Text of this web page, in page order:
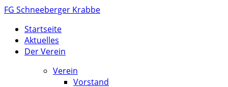
FG Schneeberger Krabbe
Startseite
Aktuelles
Der Verein
Verein
Vorstand